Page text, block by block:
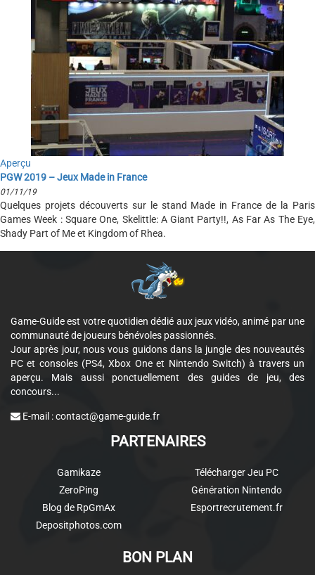
Aperçu
PGW 2019 – Jeux Made in France
01/11/19
Quelques projets découverts sur le stand Made in France de la Paris
Games Week : Square One, Skelittle: A Giant Party!!, As Far As The Eye,
Shady Part of Me et Kingdom of Rhea.
Game-Guide est votre quotidien dédié aux jeux vidéo, animé par une
communauté de joueurs bénévoles passionnés.
Jour après jour, nous vous guidons dans la jungle des nouveautés
PC et consoles (PS4, Xbox One et Nintendo Switch) à travers un
aperçu. Mais aussi ponctuellement des guides de jeu, des
concours...
E-mail :contact@game-guide.fr
PARTENAIRES
Gamikaze
ZeroPing
Blog de RpGmAx
Depositphotos.com
Télécharger Jeu PC
Génération Nintendo
Esportrecrutement.fr
BON PLAN